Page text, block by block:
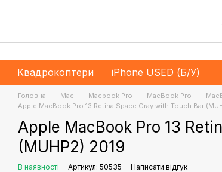
Квадрокоптери iPhone USED (Б/У)
Головна Mac Macbook Pro MacBook Pro
Apple MacBook Pro 13 Retina Space Gray with Touch Bar
Apple MacBook Pro 13
(MUHP2) 2019
В наявності Артикул: 50535 Написати відгук